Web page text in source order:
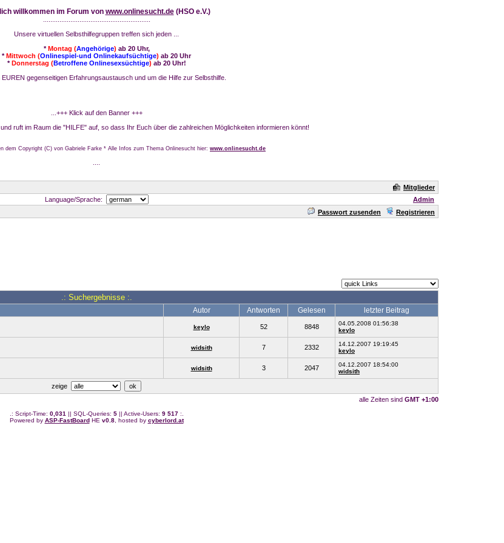
willkommen im Forum von www.onlinesucht.de(HSO e.V.)
Unsere virtuellen Selbsthilfegruppen treffen sich jeden ...
*Montag (Angehörige) ab 20 Uhr,
*Mittwoch (Onlinespiel-und Onlinekaufsüchtige) ab 20 Uhr
*Donnerstag (Betroffene Onlinesexsüchtige) ab 20 Uhr!
gegenseitigen Erfahrungsaustausch und um die Hilfe zur Selbsthilfe.
...+++ Klick auf den Banner +++
ruft im Raum die "HILFE" auf, so dass Ihr Euch über die zahlreichen Möglichkeiten informieren könnt!
dem Copyright (C) von Gabriele Farke * Alle Infos zum Thema Onlinesucht hier: www.onlinesucht.de
Mitglieder
Language/Sprache:
Admin
Passwort zusenden Registrieren
.: Suchergebnisse :.
Autor Antworten Gelesen letzter Beitrag
keylo 52 8848
04.05.2008 01:56:38
keylo
widsith 7 2332
14.12.2007 19:19:45
keylo
widsith 3 2047
04.12.2007 18:54:00
widsith
zeige
alle Zeiten sind GMT +1:00
.: Script-Time: 0,031 || SQL-Queries: 5|| Active-Users: 9 517:.
Powered by ASP-FastBoardHE v0.8, hosted by cyberlord.at